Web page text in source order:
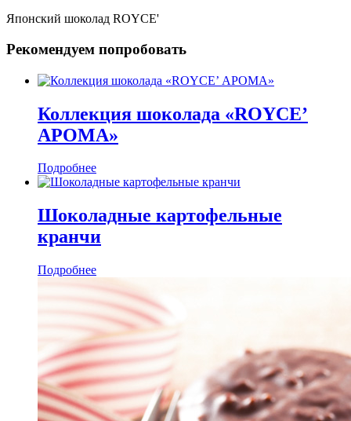
Японский шоколад ROYCE'
Рекомендуем попробовать
Коллекция шоколада «ROYCE’
АРОМА»
Подробнее
Шоколадные картофельные
кранчи
Подробнее